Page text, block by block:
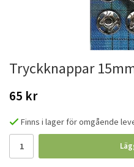
Tryckknappar
65 kr
Finns i lager för omgående